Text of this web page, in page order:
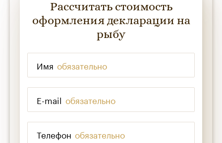
Рассчитать стоимость
оформления декларации на
рыбу
Имя *
E-mail *
Телефон *